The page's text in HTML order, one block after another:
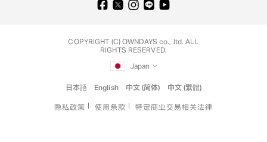
COPYRIGHT (C) OWNDAYS co., ltd. ALL
RIGHTS RESERVED.
Japan
日本語 English 中文 (简体) 中文 (繁體)
隐私政策 使用条款 特定商业交易相关法律